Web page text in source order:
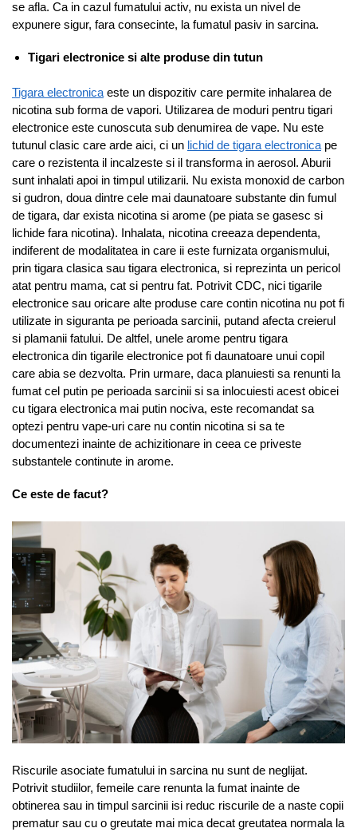
se afla. Ca in cazul fumatului activ, nu exista un nivel de
expunere sigur, fara consecinte, la fumatul pasiv in sarcina.
Tigari electronice si alte produse din tutun
Tigara electronica este un dispozitiv care permite inhalarea de
nicotina sub forma de vapori. Utilizarea de moduri pentru tigari
electronice este cunoscuta sub denumirea de vape. Nu este
tutunul clasic care arde aici, ci un lichid de tigara electronica pe
care o rezistenta il incalzeste si il transforma in aerosol. Aburii
sunt inhalati apoi in timpul utilizarii. Nu exista monoxid de carbon
si gudron, doua dintre cele mai daunatoare substante din fumul
de tigara, dar exista nicotina si arome (pe piata se gasesc si
lichide fara nicotina). Inhalata, nicotina creeaza dependenta,
indiferent de modalitatea in care ii este furnizata organismului,
prin tigara clasica sau tigara electronica, si reprezinta un pericol
atat pentru mama, cat si pentru fat. Potrivit CDC, nici tigarile
electronice sau oricare alte produse care contin nicotina nu pot fi
utilizate in siguranta pe perioada sarcinii, putand afecta creierul
si plamanii fatului. De altfel, unele arome pentru tigara
electronica din tigarile electronice pot fi daunatoare unui copil
care abia se dezvolta. Prin urmare, daca planuiesti sa renunti la
fumat cel putin pe perioada sarcinii si sa inlocuiesti acest obicei
cu tigara electronica mai putin nociva, este recomandat sa
optezi pentru vape-uri care nu contin nicotina si sa te
documentezi inainte de achizitionare in ceea ce priveste
substantele continute in arome.
Ce este de facut?
Riscurile asociate fumatului in sarcina nu sunt de neglijat.
Potrivit studiilor, femeile care renunta la fumat inainte de
obtinerea sau in timpul sarcinii isi reduc riscurile de a naste copii
prematur sau cu o greutate mai mica decat greutatea normala la